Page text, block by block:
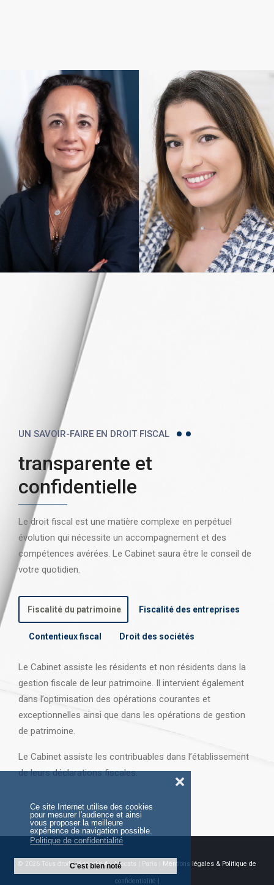
Ce site Internet utilise des cookies
pour mesurer l'audience et ainsi
vous proposer la meilleure
expérience de navigation possible.
Politique de confidentialité
C'est bien noté
❌
UN SAVOIR-FAIRE EN DROIT FISCAL
transparente et
confidentielle
Le droit fiscal est une matière complexe en perpétuel
évolution qui nécessite un accompagnement et des
compétences avérées. Le Cabinet saura être le conseil de
votre quotidien.
Fiscalité du patrimoine Fiscalité des entreprises
Contentieux fiscal Droit des sociétés
Le Cabinet assiste les résidents et non résidents dans la
gestion fiscale de leur patrimoine. Il intervient également
dans l’optimisation des opérations courantes et
exceptionnelles ainsi que dans les opérations de gestion
de patrimoine.
Le Cabinet assiste les contribuables dans l’établissement
de leurs déclarations fiscales.
© 2026 Tous droits réservés AJ Avocats | Paris | Mentions légales & Politique de
confidentialité |